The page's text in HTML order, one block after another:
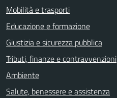
Mobilità e trasporti
Educazione e formazione
Giustizia e sicurezza pubblica
Tributi, finanze e contravvenzioni
Ambiente
Salute, benessere e assistenza